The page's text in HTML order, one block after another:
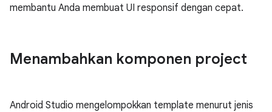
membantu Anda membuat UI responsif dengan cepat.
Menambahkan komponen project
Android Studio mengelompokkan template menurut jenis